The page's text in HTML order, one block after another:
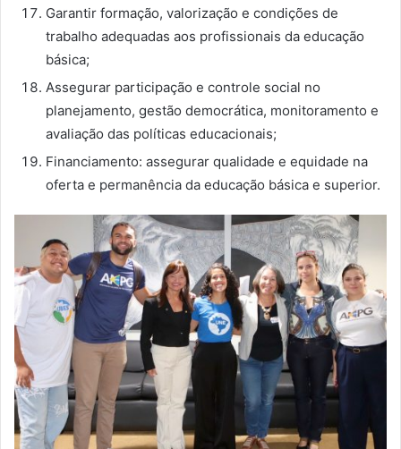
Garantir formação, valorização e condições de
trabalho adequadas aos profissionais da educação
básica;
Assegurar participação e controle social no
planejamento, gestão democrática, monitoramento e
avaliação das políticas educacionais;
Financiamento: assegurar qualidade e equidade na
oferta e permanência da educação básica e superior.